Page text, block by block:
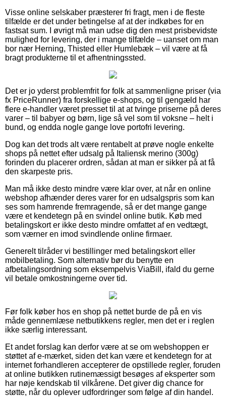
Visse online selskaber præsterer fri fragt, men i de fleste
tilfælde er det under betingelse af at der indkøbes for en
fastsat sum. I øvrigt må man udse dig den mest prisbevidste
mulighed for levering, der i mange tilfælde – uanset om man
bor nær Herning, Thisted eller Humlebæk – vil være at få
bragt produkterne til et afhentningssted.
Det er jo yderst problemfrit for folk at sammenligne priser (via
fx PriceRunner) fra forskellige e-shops, og til gengæld har
flere e-handler været presset til at at tvinge priserne på deres
varer – til babyer og børn, lige så vel som til voksne – helt i
bund, og endda nogle gange love portofri levering.
Dog kan det trods alt være rentabelt at prøve nogle enkelte
shops på nettet efter udsalg på Italiensk merino (300g)
forinden du placerer ordren, sådan at man er sikker på at få
den skarpeste pris.
Man må ikke desto mindre være klar over, at når en online
webshop afhænder deres varer for en udsalgspris som kan
ses som hamrende fremragende, så er det mange gange
være et kendetegn på en svindel online butik. Køb med
betalingskort er ikke desto mindre omfattet af en vedtægt,
som værner en imod svindlende online firmaer.
Generelt tilråder vi bestillinger med betalingskort eller
mobilbetaling. Som alternativ bør du benytte en
afbetalingsordning som eksempelvis ViaBill, ifald du gerne
vil betale omkostningerne over tid.
Før folk køber hos en shop på nettet burde de på en vis
måde gennemlæse netbutikkens regler, men det er i reglen
ikke særlig interessant.
Et andet forslag kan derfor være at se om webshoppen er
støttet af e-mærket, siden det kan være et kendetegn for at
internet forhandleren accepterer de opstillede regler, foruden
at online butikken rutinemæssigt besøges af eksperter som
har nøje kendskab til vilkårene. Det giver dig chance for
støtte, når du oplever udfordringer som følge af din handel.